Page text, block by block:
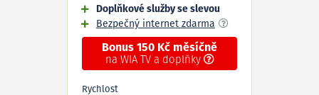
Doplňkové služby se slevou
Bezpečný internet zdarma
Bonus 150 Kč měsíčně
na WIA TV a doplňky
Rychlost